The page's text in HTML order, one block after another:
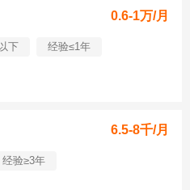
0.6-1万/月
下 经验≤1年
6.5-8千/月
经验≥3年